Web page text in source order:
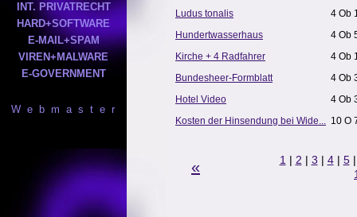
INT. PRIVATRECHT
HARD+SOFTWARE
E-MAIL+SPAM
VIREN+MALWARE
E-GOVERNMENT
W e b m a s t e r
Ludus tonalis
4 Ob
Hundertwasserhaus
4 Ob
Kirche + 4 Radfahrer
4 Ob
Bundesheer-Formblatt
4 Ob
Hotel Video
4 Ob
Kosten der Hinsendung bei Wide... 10 O
« 1 | 2 | 3 | 4| 5